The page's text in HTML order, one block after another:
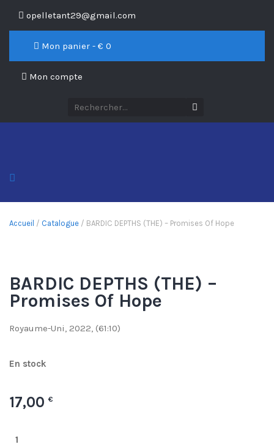
opelletant29@gmail.com
Mon panier - € 0
Mon compte
Accueil / Catalogue / BARDIC DEPTHS (THE) – Promises Of Hope
BARDIC DEPTHS (THE) –
Promises Of Hope
Royaume-Uni, 2022, (61:10)
En stock
17,00 €